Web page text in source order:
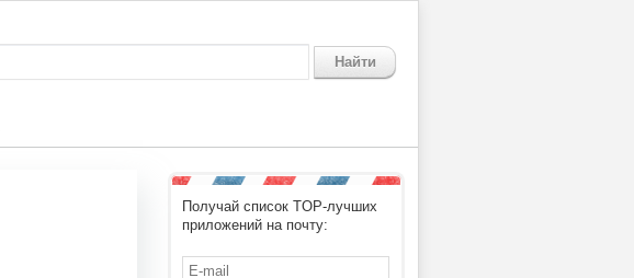
Найти
Получай список TOP-лучших
приложений на почту: